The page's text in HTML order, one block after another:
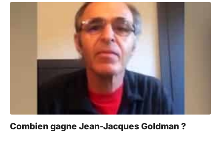
Combien gagne Jean-Jacques Goldman ?